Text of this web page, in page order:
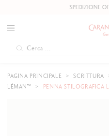
SPEDIZIONE
PAGINA PRINCIPALE SCRITTURA
LÉMAN™
PENNA